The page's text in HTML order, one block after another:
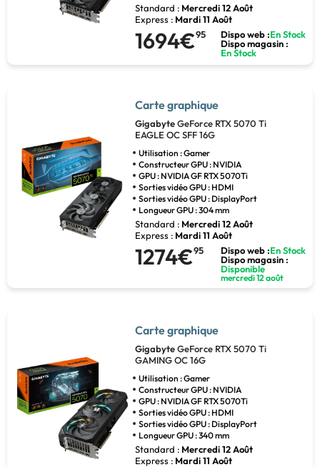
Standard : Mercredi 12 Août
Express : Mardi 11 Août
1694€95 Dispo web :En Stock
Dispo magasin :
En Stock
Carte graphique
GigabyteGeForce RTX 5070 Ti
EAGLE OC SFF 16G
Utilisation : Gamer
Constructeur GPU : NVIDIA
GPU : NVIDIA GF RTX 5070Ti
Sorties vidéo GPU : HDMI
Sorties vidéo GPU : DisplayPort
Longueur GPU : 304 mm
Standard : Mercredi 12 Août
Express : Mardi 11 Août
1274€95 Dispo web :En Stock
Dispo magasin :
Disponible
mercredi 12 août
Carte graphique
GigabyteGeForce RTX 5070 Ti
GAMING OC 16G
Utilisation : Gamer
Constructeur GPU : NVIDIA
GPU : NVIDIA GF RTX 5070Ti
Sorties vidéo GPU : HDMI
Sorties vidéo GPU : DisplayPort
Longueur GPU : 340 mm
Standard : Mercredi 12 Août
Express : Mardi 11 Août